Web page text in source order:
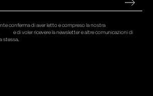
conferma di aver letto e compreso la nostra
e di voler ricevere la newsletter e altre comunicazioni di
stessa.